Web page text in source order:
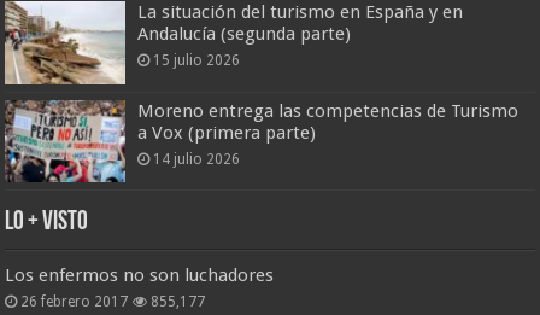
La situación del turismo en España y en
Andalucía (segunda parte)
15 julio 2026
Moreno entrega las competencias de Turismo
a Vox (primera parte)
14 julio 2026
Lo + Visto
Los enfermos no son luchadores
26 febrero 2017 855,177